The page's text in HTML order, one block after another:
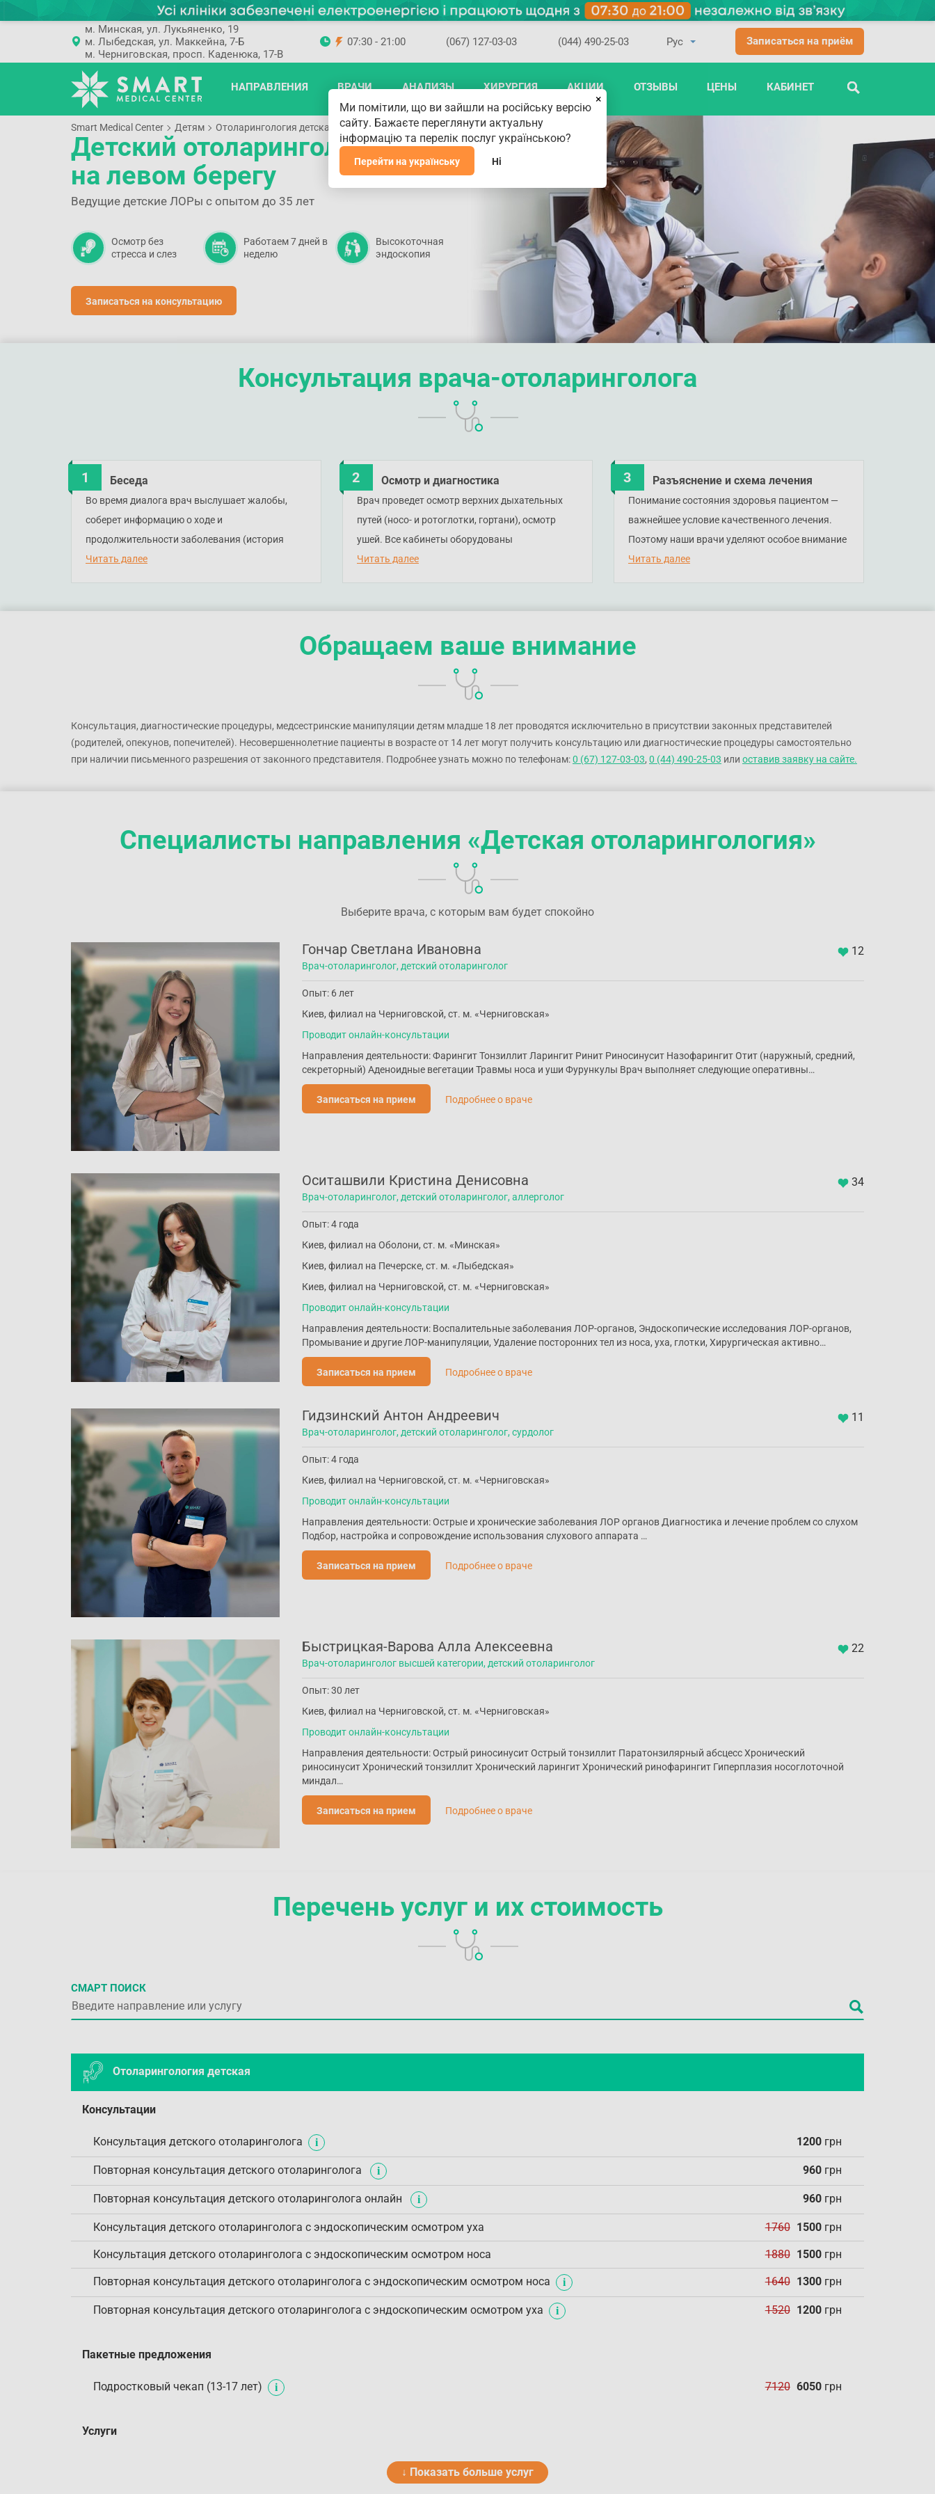
ПОИСК
м. Минская, ул. Лукьяненко, 19
м. Лыбедская, ул. Маккейна, 7-Б
м. Черниговская, просп. Каденюка, 17-В
07:30 - 21:00 (067) 127-03-03 (044) 490-25-03 Записаться на приём
НАПРАВЛЕНИЯ ВРАЧИ АНАЛИЗЫ ХИРУРГИЯ АКЦИИ ОТЗЫВЫ ЦЕНЫ КАБИНЕТ
Smart Medical Center Детям Отоларингология детская
Детский отоларинголог (ЛОР)
на левом берегу
Ведущие детские ЛОРы с опытом до 35 лет
Осмотр без
стресса и слез
Работаем 7 дней в
неделю
Высокоточная
эндоскопия
Записаться на консультацию
Консультация врача-отоларинголога
Беседа
Во время диалога врач выслушает жалобы,
соберет информацию о ходе и
продолжительности заболевания (история
болезни), особенностях развития и
Читать далее
Осмотр и диагностика
Врач проведет осмотр верхних дыхательных
путей (носо- и ротоглотки, гортани), осмотр
ушей. Все кабинеты оборудованы
диагностическим оборудованием для
Читать далее
Разъяснение и схема лечения
Понимание состояния здоровья пациентом —
важнейшее условие качественного лечения.
Поэтому наши врачи уделяют особое внимание
разъяснению особенностей заболевания и
В Smart Medical Center работает экспертная
патологий любой сложности.
Читать далее
Обращаем ваше внимание
Консультация, диагностические процедуры, медсестринские манипуляции детям младше 18 лет проводятся исключительно в присутствии законных представителей
(родителей, опекунов, попечителей). Несовершеннолетние пациенты в возрасте от 14 лет могут получить консультацию или диагностические процедуры самостоятельно
при наличии письменного разрешения от законного представителя. Подробнее узнать можно по телефонам:0 (67) 127-03-03, 0 (44) 490-25-03 или оставив заявку на сайте.
Специалисты направления «Детская отоларингология»
Выберите врача, с которым вам будет спокойно
12
Гончар Светлана Ивановна
Врач-отоларинголог, детский отоларинголог
Опыт: 6 лет
Киев, филиал на Черниговской, ст. м. «Черниговская»
Проводит онлайн-консультации
Направления деятельности: Фарингит Тонзиллит Ларингит Ринит Риносинусит Назофарингит Отит (наружный, средний,
секреторный) Аденоидные вегетации Травмы носа и уши Фурункулы Врач выполняет следующие оперативны…
Записаться на прием Подробнее о враче
34
Оситашвили Кристина Денисовна
Врач-отоларинголог, детский отоларинголог, аллерголог
Опыт: 4 года
Киев, филиал на Оболони, ст. м. «Минская»
Киев, филиал на Печерске, ст. м. «Лыбедская»
Киев, филиал на Черниговской, ст. м. «Черниговская»
Проводит онлайн-консультации
Направления деятельности: Воспалительные заболевания ЛОР-органов, Эндоскопические исследования ЛОР-органов,
Промывание и другие ЛОР-манипуляции, Удаление посторонних тел из носа, уха, глотки, Хирургическая активно…
Записаться на прием Подробнее о враче
11
Гидзинский Антон Андреевич
Врач-отоларинголог, детский отоларинголог, сурдолог
Опыт: 4 года
Киев, филиал на Черниговской, ст. м. «Черниговская»
Проводит онлайн-консультации
Направления деятельности: Острые и хронические заболевания ЛОР органов Диагностика и лечение проблем со слухом
Подбор, настройка и сопровождение использования слухового аппарата …
Записаться на прием Подробнее о враче
22
Быстрицкая-Варова Алла Алексеевна
Врач-отоларинголог высшей категории, детский отоларинголог
Опыт: 30 лет
Киев, филиал на Черниговской, ст. м. «Черниговская»
Проводит онлайн-консультации
Направления деятельности: Острый риносинусит Острый тонзиллит Паратонзилярный абсцесс Хронический
риносинусит Хронический тонзиллит Хронический ларингит Хронический ринофарингит Гиперплазия носоглоточной
миндал…
Записаться на прием Подробнее о враче
Перечень услуг и их стоимость
СМАРТ ПОИСК
Отоларингология детская
Консультации
1200 грн
Консультация детского отоларинголога
960 грн
Повторная консультация детского отоларинголога
960 грн
Повторная консультация детского отоларинголога онлайн
1760 1500 грн
Консультация детского отоларинголога с эндоскопическим осмотром уха
1880 1500 грн
Консультация детского отоларинголога с эндоскопическим осмотром носа
1640 1300 грн
Повторная консультация детского отоларинголога с эндоскопическим осмотром носа
1520 1200 грн
Повторная консультация детского отоларинголога с эндоскопическим осмотром уха
Пакетные предложения
7120 6050 грн
Подростковый чекап (13-17 лет)
Услуги
↓ Показать больше услуг
×
Ми помітили, що ви зайшли на російську версію
сайту. Бажаєте переглянути актуальну
інформацію та перелік послуг українською?
Перейти на українську Ні